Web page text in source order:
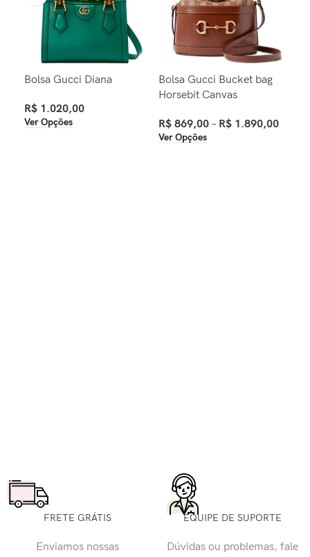
Bolsa Gucci Diana
R$ 1.020,00
Ver Opções
Bolsa Gucci Bucket bag
Horsebit Canvas
R$ 869,00 – R$ 1.890,00
Ver Opções
FRETE GRÁTIS
Enviamos nossas
EQUIPE DE SUPORTE
Dúvidas ou problemas, fale